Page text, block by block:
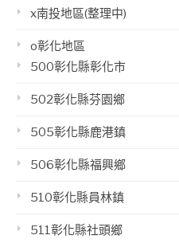
x南投地區(整理中)
o彰化地區
500彰化縣彰化市
502彰化縣芬園鄉
505彰化縣鹿港鎮
506彰化縣福興鄉
510彰化縣員林鎮
511彰化縣社頭鄉